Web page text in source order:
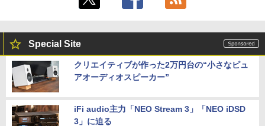
Special Site
クリエイティブが作った2万円台の“小さなピュ
アオーディオスピーカー”
iFi audio主力「NEO Stream 3」「NEO iDSD
3」に迫る